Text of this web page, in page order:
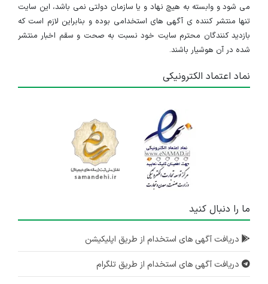
استخدام مهندس معمار
تهران
استخدام کارشناس مهندسی صنایع
۵ سال پیش
تهران
می شود و وابسته به هیچ نهاد و یا سازمان دولتی نمی باشد، این سایت
تنها منتشر کننده ی آگهی های استخدامی بوده و بنابراین لازم است که
بازدید کنندگان محترم سایت خود نسبت به صحت و سقم اخبار منتشر
شده در آن هوشیار باشند.
نماد اعتماد الکترونیکی
ما را دنبال کنید
دریافت آگهی های استخدام از طریق اپلیکیشن
دریافت آگهی های استخدام از طریق تلگرام